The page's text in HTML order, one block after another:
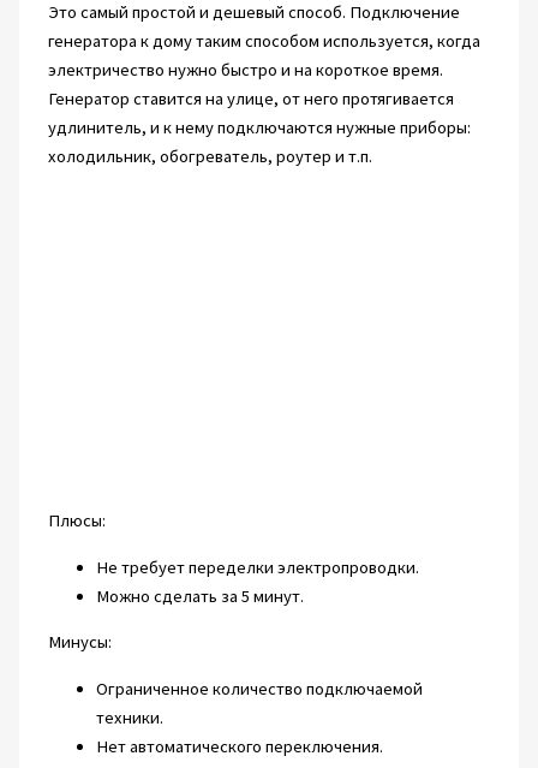
Это самый простой и дешевый способ. Подключение
генератора к дому таким способом используется, когда
электричество нужно быстро и на короткое время.
Генератор ставится на улице, от него протягивается
удлинитель, и к нему подключаются нужные приборы:
холодильник, обогреватель, роутер и т.п.
Плюсы:
Не требует переделки электропроводки.
Можно сделать за 5 минут.
Минусы:
Ограниченное количество подключаемой
техники.
Нет автоматического переключения.